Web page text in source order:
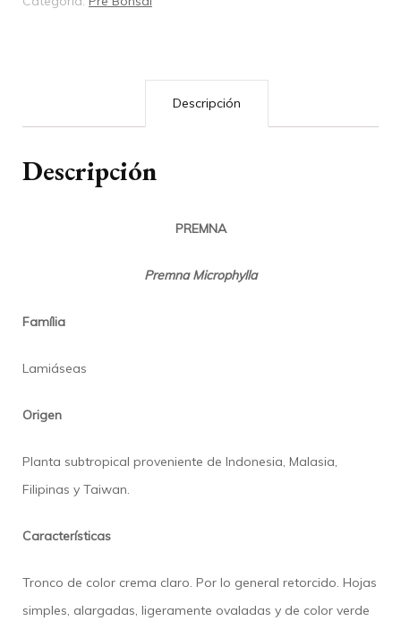
Descripción
Descripción
PREMNA
Premna Microphylla
Família
Lamiáseas
Origen
Planta subtropical proveniente de Indonesia, Malasia,
Filipinas y Taiwan.
Características
Tronco de color crema claro. Por lo general retorcido. Hojas
simples, alargadas, ligeramente ovaladas y de color verde